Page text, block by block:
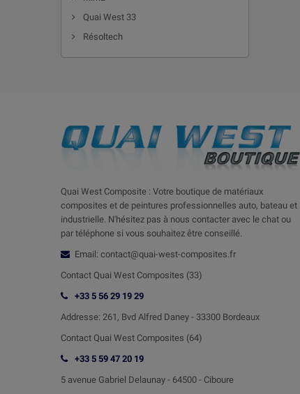
Quai West 33
Résoltech
Quai West Composite : Votre boutique de matériaux
composites et de peintures professionnelles auto, bateau et
industrielle. N'hésitez pas à nous contacter avec le chat ou
par téléphone si vous souhaitez être conseillé.
Email: contact@quai-west-composites.fr
Contact Quai West Composites (33)
+33 5 56 29 19 29
Addresse: 261, Bvd Alfred Daney - 33300 Bordeaux
Contact Quai West Composites (64)
+33 5 59 47 20 19
5 avenue Gabriel Delaunay - 64500 - Ciboure